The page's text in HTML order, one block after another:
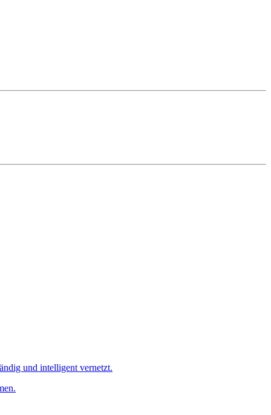
und intelligent vernetzt.